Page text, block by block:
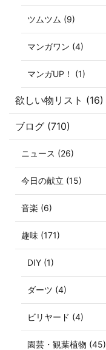
ツムツム (9)
マンガワン (4)
マンガUP！ (1)
欲しい物リスト (16)
ブログ (710)
ニュース (26)
今日の献立 (15)
音楽 (6)
趣味 (171)
DIY (1)
ダーツ (4)
ビリヤード (4)
園芸・観葉植物 (45)